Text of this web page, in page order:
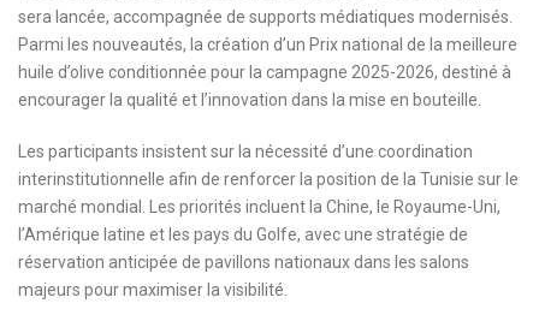
sera lancée, accompagnée de supports médiatiques modernisés.
Parmi les nouveautés, la création d’un Prix national de la meilleure
huile d’olive conditionnée pour la campagne 2025-2026, destiné à
encourager la qualité et l’innovation dans la mise en bouteille.
Les participants insistent sur la nécessité d’une coordination
interinstitutionnelle afin de renforcer la position de la Tunisie sur le
marché mondial. Les priorités incluent la Chine, le Royaume-Uni,
l’Amérique latine et les pays du Golfe, avec une stratégie de
réservation anticipée de pavillons nationaux dans les salons
majeurs pour maximiser la visibilité.